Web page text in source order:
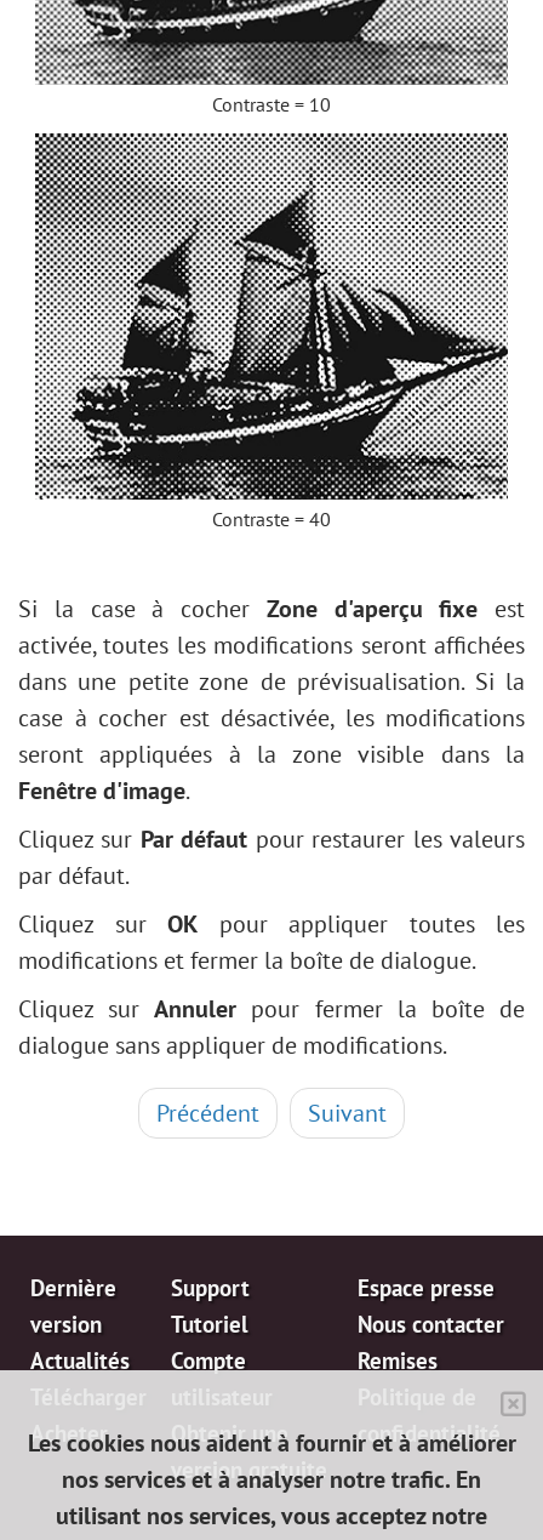
Contraste = 10
Contraste = 40
Si la case à cocher Zone d'aperçu fixe est
activée, toutes les modifications seront affichées
dans une petite zone de prévisualisation. Si la
case à cocher est désactivée, les modifications
seront appliquées à la zone visible dans la
Fenêtre d'image.
Cliquez sur Par défaut pour restaurer les valeurs
par défaut.
Cliquez sur OK pour appliquer toutes les
modifications et fermer la boîte de dialogue.
Cliquez surAnnuler pour fermer la boîte de
dialogue sans appliquer de modifications.
Précédent Suivant
Dernière
version
Actualités
Acheter
Support
Tutoriel
Compte
Obtenir une
version gratuite
Espace presse
Nous contacter
Remises
confidentialité
Les cookies nous aident à fournir et à améliorer
nos services et à analyser notre trafic. En
utilisant nos services, vous acceptez notre